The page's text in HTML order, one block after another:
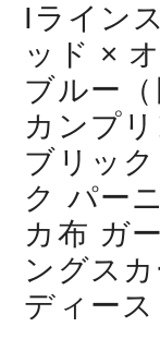
Iライン
ッド ×
ブルー（
カンプ
ブリッ
ク パー
カ布 ガ
ングス
ディース